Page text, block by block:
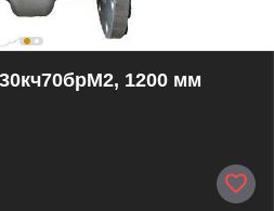
1200 мм